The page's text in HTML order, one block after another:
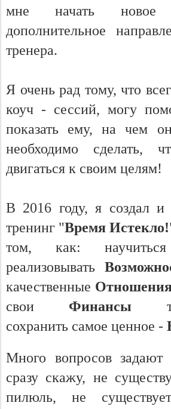
мне начать
дополнительное
тренера.
Я очень рад тому, что
коуч - сессий, могу
показать ему, на чем
необходимо сделать,
двигаться к своим целям!
В 2016 году, я создал и
тренинг "Время Истекло!
том, как:
реализовывать
качественные
свои Финансы
сохранить самое ценное -
Много вопросов
сразу скажу, не
пилюль, не